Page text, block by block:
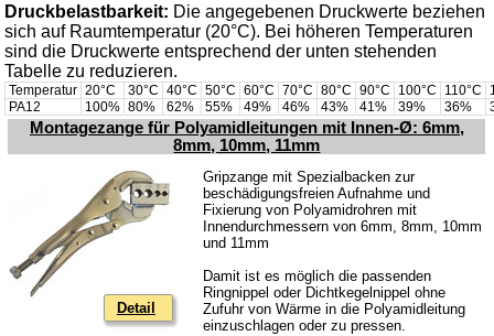
Druckbelastbarkeit: Die angegebenen Druckwerte beziehen
sich auf Raumtemperatur (20°C). Bei höheren Temperaturen
sind die Druckwerte entsprechend der unten stehenden
Tabelle zu reduzieren.
Temperatur 20°C 30°C 40°C 50°C 60°C 70°C 80°C 90°C 100°C 110°C
PA12
100% 80% 62% 55% 49% 46% 43% 41% 39% 36%
Montagezange für Polyamidleitungen mit Innen-Ø: 6mm,
8mm, 10mm, 11mm
Detail
Gripzange mit Spezialbacken zur
beschädigungsfreien Aufnahme und
Fixierung von Polyamidrohren mit
Innendurchmessern von 6mm, 8mm, 10mm
und 11mm
Damit ist es möglich die passenden
Ringnippel oder Dichtkegelnippel ohne
Zufuhr von Wärme in die Polyamidleitung
einzuschlagen oder zu pressen.